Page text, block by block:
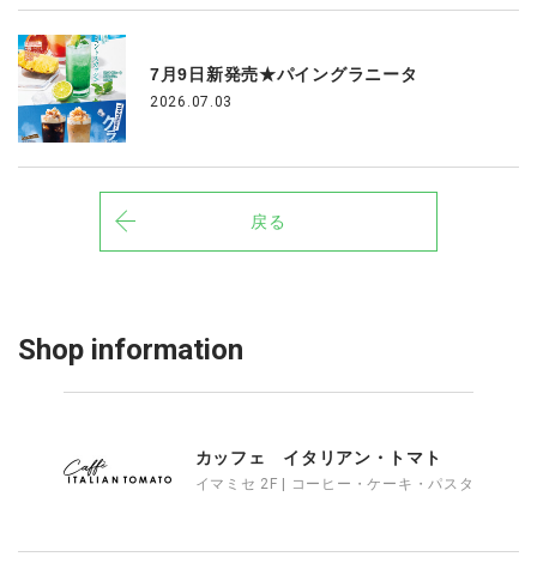
7月9日新発売★パイングラニータ
2026.07.03
戻る
Shop information
カッフェ イタリアン・トマト
イマミセ 2F | コーヒー・ケーキ・パスタ